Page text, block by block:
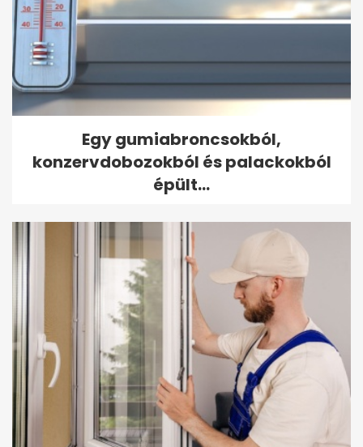
Egy gumiabroncsokból,
konzervdobozokból és palackokból
épült...